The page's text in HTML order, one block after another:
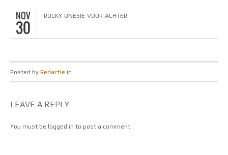
NOV
30
ROCKY-ONESIE-VOOR-ACHTER
Posted by Redactie in
LEAVE A REPLY
You must be logged in to post a comment.